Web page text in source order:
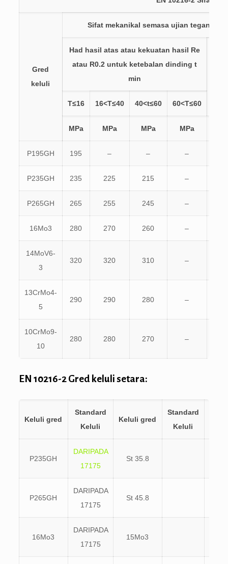
Gred
keluli
Sifat mekanikal semasa ujian tegangan
Had hasil atas atau kekuatan hasil Re
atau R0.2 untuk ketebalan dinding t
min
T≤16
16<T≤40 40<t≤60 60<T≤60
MPa MPa MPa MPa
P195GH 195 – – –
P235GH 235 225 215 –
P265GH 265 255 245 –
16Mo3 280 270 260 –
14MoV6-
3
320 320 310 –
13CrMo4-
5
290 290 280 –
10CrMo9-
10
280 280 270 –
EN 10216-2 Gred keluli setara:
Keluli gred
Standard
Keluli
Keluli gred
Standard
Keluli
P235GH
DARIPADA
17175
St 35.8
P265GH
DARIPADA
17175
St 45.8
16Mo3
DARIPADA
17175
15Mo3